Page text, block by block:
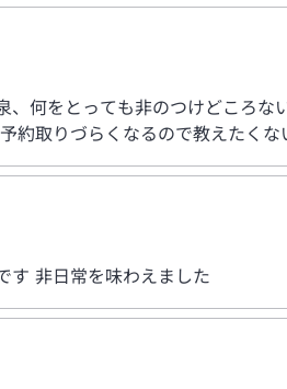
、何をとっても非のつけどころ
約取りづらくなるので教えたくな
す 非日常を味わえました